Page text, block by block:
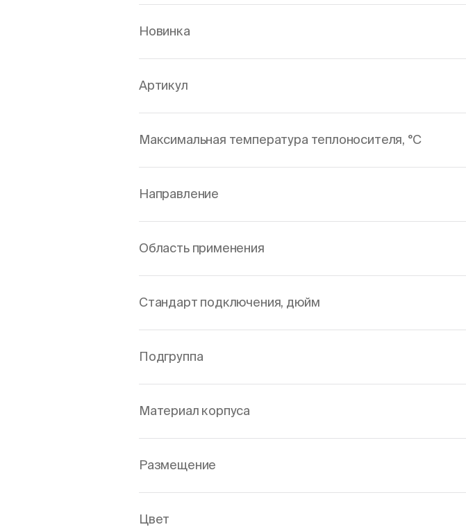
Новинка
Артикул
Максимальная температура теплоносителя, °С
Направление
Область применения
Стандарт подключения, дюйм
Подгруппа
Материал корпуса
Размещение
Цвет